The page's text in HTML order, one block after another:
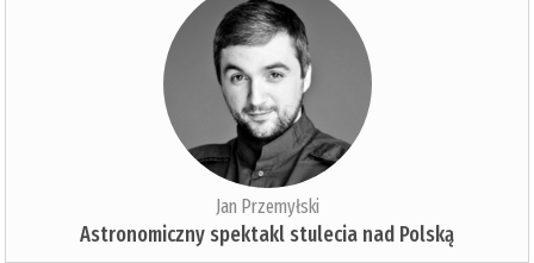
Jan Przemyłski
Astronomiczny spektakl stulecia nad Polską